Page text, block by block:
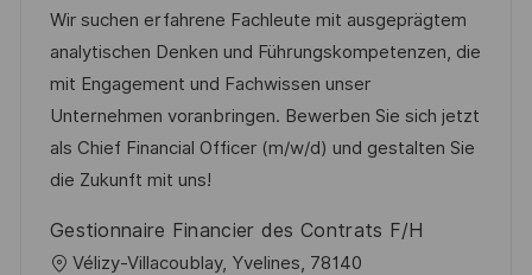
c
a
t
i
o
n
s
t
e
d
D
e
b
I
d
a
t
e
g
o
r
Wir suchen erfahrene Fachleute mit ausgeprägtem
analytischen Denken und Führungskompetenzen, die
mit Engagement und Fachwissen unser
Unternehmen voranbringen. Bewerben Sie sich jetzt
als Chief Financial Officer (m/w/d) und gestalten Sie
die Zukunft mit uns!
Gestionnaire Financier des Contrats F/H
L
Vélizy-Villacoublay, Yvelines, 78140